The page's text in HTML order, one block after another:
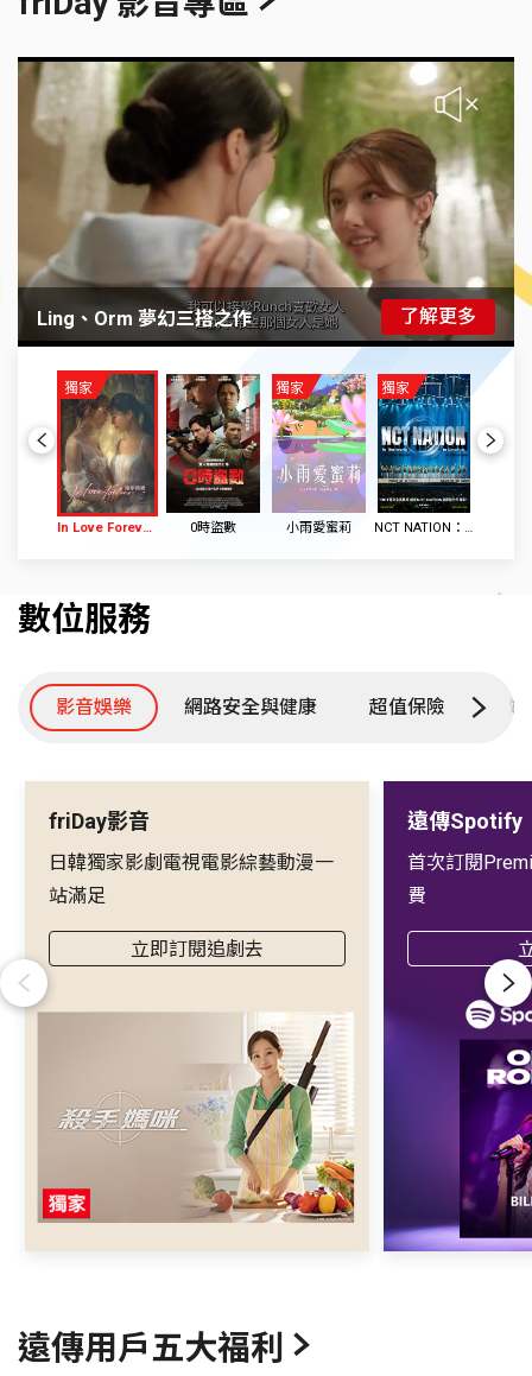
Ling、Orm 夢幻三搭之作 了解更多
Previous
獨家
In Love Forever 繪夢婚禮 0時盜數
獨家
小雨愛蜜莉
獨家
Next
數位服務
影音娛樂 網路安全與健康 超值保險 數
Previous
friDay影音
日韓獨家影劇電視電影綜藝動漫一
站滿足
立即訂閱追劇去
遠傳Spotify
首次訂閱
費
Next
遠傳用戶五大福利